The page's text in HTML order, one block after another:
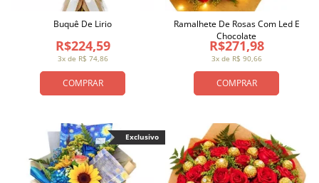
COMPRAR
3x de R$ 74,86
R$224,59
Buquê De Lirio
COMPRAR
3x de R$ 90,66
R$271,98
Ramalhete De Rosas Com Led E
Chocolate
Exclusivo